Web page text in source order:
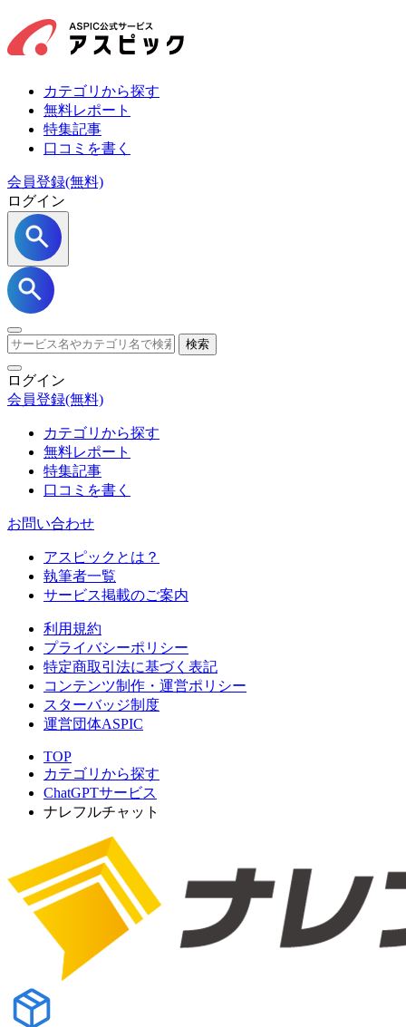
カテゴリから探す
無料レポート
特集記事
口コミを書く
会員登録(無料)
ログイン
検索
ログイン
会員登録(無料)
カテゴリから探す
無料レポート
特集記事
口コミを書く
お問い合わせ
アスピックとは？
執筆者一覧
サービス掲載のご案内
利用規約
プライバシーポリシー
特定商取引法に基づく表記
コンテンツ制作・運営ポリシー
スターバッジ制度
運営団体ASPIC
TOP
カテゴリから探す
ChatGPTサービス
ナレフルチャット